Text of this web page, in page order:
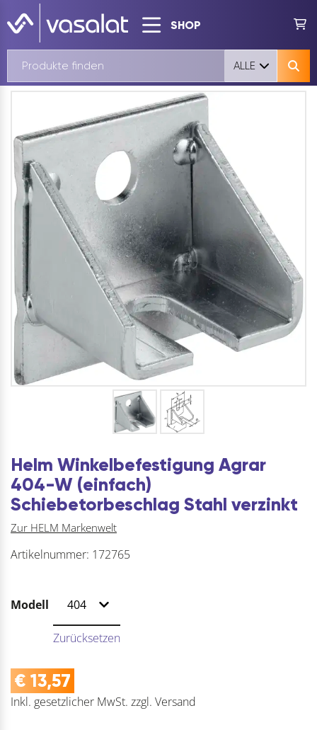
SHOP
ALLE
Helm Winkelbefestigung Agrar
404-W (einfach)
Schiebetorbeschlag Stahl verzinkt
Zur HELM Markenwelt
Artikelnummer: 172765
Modell
Zurücksetzen
€ 13,57
Inkl. gesetzlicher MwSt. zzgl. Versand